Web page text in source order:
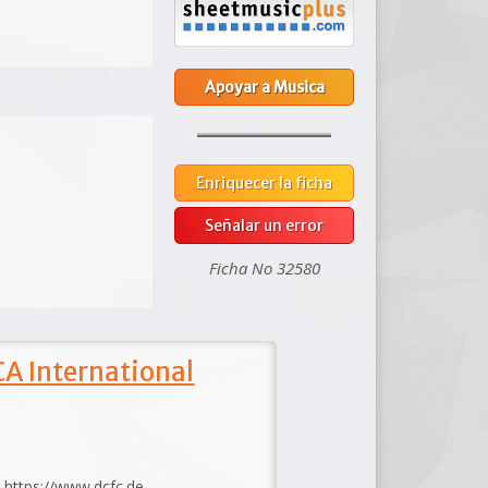
Apoyar a Musica
Enriquecer la ficha
Señalar un error
Ficha No 32580
International